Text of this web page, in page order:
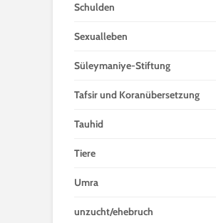
Schulden
Sexualleben
Süleymaniye-Stiftung
Tafsir und Koranübersetzung
Tauhid
Tiere
Umra
unzucht/ehebruch